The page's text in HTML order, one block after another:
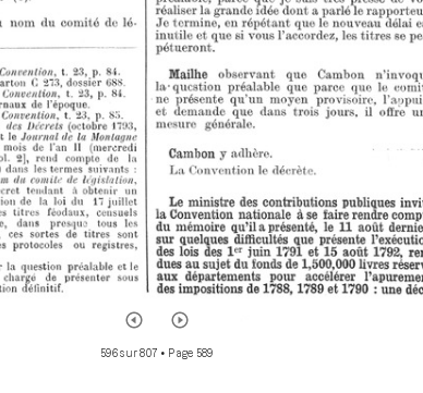
596 sur 807 • Page 589